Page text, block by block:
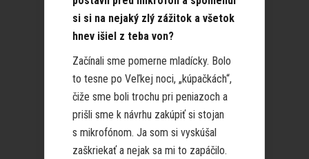
si si na nejaký zlý zážitok a všetok
hnev išiel z teba von?
Začínali sme pomerne mladícky. Bolo
to tesne po Veľkej noci, „kúpačkách“,
čiže sme boli trochu pri peniazoch a
prišli sme k návrhu zakúpiť si stojan
s mikrofónom. Ja som si vyskúšal
zaškriekať a nejak sa mi to zapáčilo.